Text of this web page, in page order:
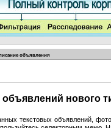
объявления
объявлений нового
текстовых объявлений,